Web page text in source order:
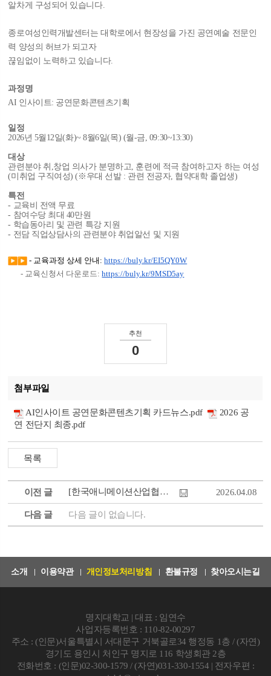
알차게 구성되어 있습니다.
종로여성인력개발센터는 대학로에서 현장성을 가진 공연예술 전문인
력 양성의 허브가 되고자
끊임없이 노력하고 있습니다.
과정명
AI 인사이트: 공연문화콘텐츠기획
일정
2026년 5월12일(화)~ 8월6일(목) (월-금, 09:30~13:30)
대상
관련분야 취,창업 의사가 분명하고, 훈련에 적극 참여하고자 하는 여성
(미취업 구직여성) (※우대 선발 : 관련 전공자, 협약대학 졸업생)
특전
- 교육비 전액 무료
- 참여수당 최대 40만원
- 학습동아리 및 관련 특강 지원
- 전담 직업상담사의 관련분야 취업알선 및 지원
- 교육과정 상세 안내:https://buly.kr/EI5QY0W
- 교육신청서 다운로드:https://buly.kr/9MSD5ay
추천
0
첨부파일
AI인사이트 공연문화콘텐츠기획 카드뉴스.pdf
2026 공
연 전단지 최종.pdf
이전 글 [한국애니메이션산업협회] 2026 애니메이션 기획프로듀서 육성사업 참여 멘티(인턴) ... 2026.04.08
다음 글 다음 글이 없습니다.
소개 이용약관 개인정보처리방침 환불규정 찾아오시는길
명지대학교 | 대표 : 임연수
사업자등록번호 : 110-82-00297
주소 : (인문)서울특별시 서대문구 거북골로34 행정동 1층 / (자연)
경기도 용인시 처인구 명지로 116 학생회관 2층
전화번호 : (인문)02-300-1579 / (자연)031-330-1554 | 전자우편 :